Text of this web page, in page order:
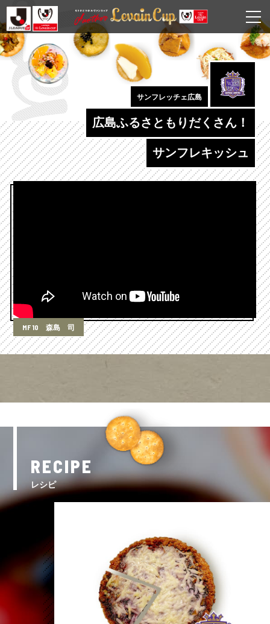
サンフレッチェ広島
広島ふるさともりだくさん！
サンフレキッシュ
MF 10 森島 司
RECIPE
レシピ